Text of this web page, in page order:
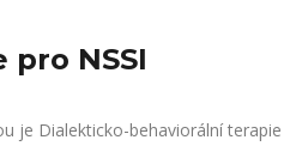
pro NSSI
je Dialekticko-behaviorální terapie